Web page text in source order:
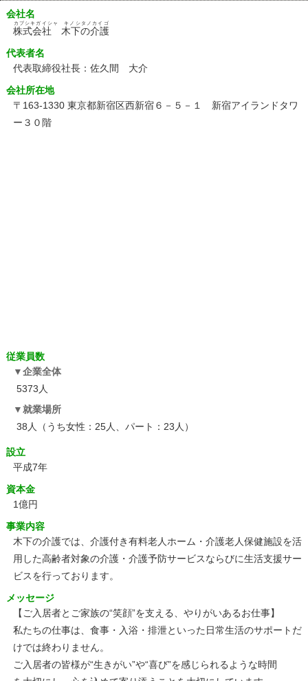
会社名
株式会社 木下の介護
カブシキガイシャ キノシタノカイゴ
代表者名
代表取締役社長：佐久間 大介
会社所在地
〒163-1330 東京都新宿区西新宿６－５－１ 新宿アイランドタワ
ー３０階
従業員数
企業全体
5373人
就業場所
38人（うち女性：25人、パート：23人）
設立
平成7年
資本金
1億円
事業内容
木下の介護では、介護付き有料老人ホーム・介護老人保健施設を活
用した高齢者対象の介護・介護予防サービスならびに生活支援サー
ビスを行っております。
メッセージ
【ご入居者とご家族の“笑顔”を支える、やりがいあるお仕事】
私たちの仕事は、食事・入浴・排泄といった日常生活のサポートだ
けでは終わりません。
ご入居者の皆様が“生きがい”や“喜び”を感じられるような時間